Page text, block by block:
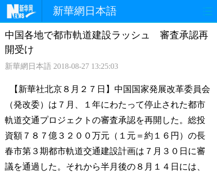
新華網日本語
ホームページ 政治 経済
観光 評論 写真
中日対訳
中国各地で都市軌道建設ラッシュ 審査承認再
開受け
新華網日本語 2018-08-27 13:25:03
【新華社北京８月２７日】中国国家発展改革委員会
（発改委）は７月、１年にわたって停止された都市
軌道交通プロジェクトの審査承認を再開した。総投
資額７８７億３２００万元（１元＝約１６円）の長
春市第３期都市軌道交通建設計画は７月３０日に審
議を通過した。それから半月後の８月１４日には、